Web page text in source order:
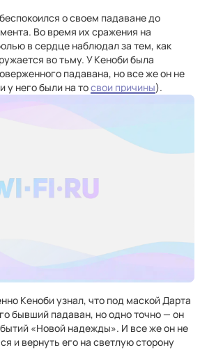
о своем падаване до
Во время их сражения на
в сердце наблюдал за тем, как
во тьму. У Кеноби была
падавана, но все же он не
у него были на тосвои причины).
Кеноби узнал, что под маской Дарта
бывший падаван, но одно точно — он
«Новой надежды». И все же он не
и вернуть его на светлую сторону